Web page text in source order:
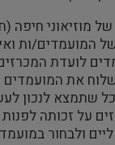
של מוזיאוני
המועמדים/ות
לועדת
את המועמדים
שתמצא לנכון
על זכותה
ולבחור